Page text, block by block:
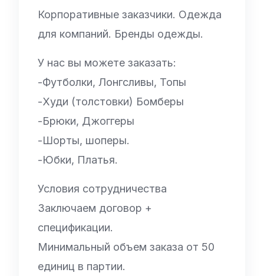
Корпоративные заказчики. Одежда
для компаний. Бренды одежды.
У нас вы можете заказать:
-Футболки, Лонгсливы, Топы
-Худи (толстовки) Бомберы
-Брюки, Джоггеры
-Шорты, шоперы.
-Юбки, Платья.
Условия сотрудничества
Заключаем договор +
спецификации.
Минимальный объем заказа от 50
единиц в партии.